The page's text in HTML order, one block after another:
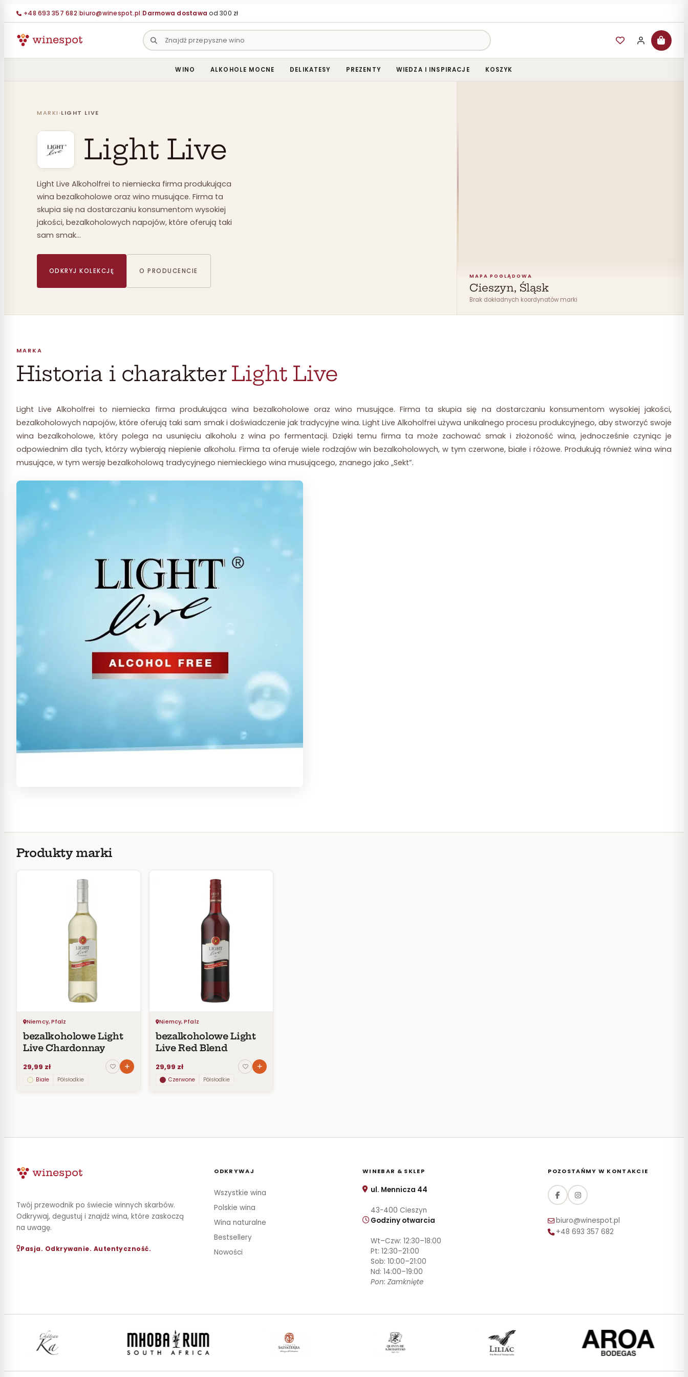
+48 693 357 682|biuro@winespot.pl|Darmowa dostawa od 300 zł
WINO ALKOHOLE MOCNE DELIKATESY PREZENTY WIEDZA I INSPIRACJE KOSZYK
Przejdź
do
treści
MARKI ›LIGHT LIVE
Light Live
Light Live Alkoholfrei to niemiecka firma produkująca
wina bezalkoholowe oraz wino musujące. Firma ta
skupia się na dostarczaniu konsumentom wysokiej
jakości, bezalkoholowych napojów, które oferują taki
sam smak…
ODKRYJ KOLEKCJĘ O PRODUCENCIE
MAPA POGLĄDOWA
Cieszyn, Śląsk
Brak dokładnych koordynatów marki
MARKA
Historia i charakterLight Live
Light Live Alkoholfrei to niemiecka firma produkująca wina bezalkoholowe oraz wino musujące. Firma ta skupia się na dostarczaniu konsumentom wysokiej jakości,
bezalkoholowych napojów, które oferują taki sam smak i doświadczenie jak tradycyjne wina. Light Live Alkoholfrei używa unikalnego procesu produkcyjnego, aby stworzyć swoje
wina bezalkoholowe, który polega na usunięciu alkoholu z wina po fermentacji. Dzięki temu firma ta może zachować smak i złożoność wina, jednocześnie czyniąc je
odpowiednim dla tych, którzy wybierają niepienie alkoholu. Firma ta oferuje wiele rodzajów win bezalkoholowych, w tym czerwone, białe i różowe. Produkują również wina wina
musujące, w tym wersję bezalkoholową tradycyjnego niemieckiego wina musującego, znanego jako „Sekt”.
Produkty marki
Niemcy, Pfalz
bezalkoholowe Light
Live Chardonnay
29,99 zł
Białe Półsłodkie
Niemcy, Pfalz
bezalkoholowe Light
Live Red Blend
29,99 zł
Czerwone Półsłodkie
Twój przewodnik po świecie winnych skarbów.
Odkrywaj, degustuj i znajdź wina, które zaskoczą
na uwagę.
Pasja. Odkrywanie. Autentyczność.
ODKRYWAJ
Wszystkie wina
Polskie wina
Wina naturalne
Bestsellery
Nowości
WINEBAR & SKLEP
ul. Mennicza 44
43-400 Cieszyn
Godziny otwarcia
Wt–Czw: 12:30–18:00
Pt: 12:30–21:00
Sob: 10:00–21:00
Nd: 14:00–19:00
Pon: Zamknięte
POZOSTAŃMY W KONTAKCIE
biuro@winespot.pl
+48 693 357 682